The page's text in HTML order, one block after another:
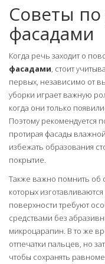
Советы по
фасадами
Когда речь заходит о
фасадами , стоит
первых, независимо от
уборки играет важную
когда они только
Поэтому рекомендуется
протирая фасады
избежать образования
покрытие.
Также важно помнить об
которых
поверхности требуют
средствами без
микроцарапин. В то же
отпечатки пальцев, но
чтобы сохранять